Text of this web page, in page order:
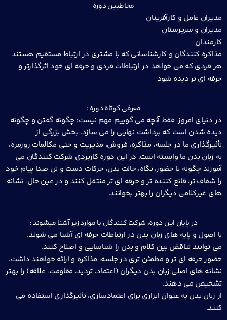
مخاطبین دوره
مدیران عامل و کارآفرینان
مدیران و سرپرستان
کارمندان
مذاکره کنندگان و کارشناسانی که با مشتری در ارتباط مستقیم هستند
هر فردی که می خواهد در ارتباطات فردی و حرفه ای خود اثرگذارتر و
حرفه ای تر دیده شود
معرفی کوتاه دوره :
در دنیای امروز، فقط آنچه می گوییم مهم نیست؛ چگونه گفتن و چگونه
دیده شدن است که برداشت نهایی را می سازد. بخش بزرگی از
تأثیرگذاری ما در جلسه، مذاکره، فروش، مدیریت و حتی مکالمات روزمره،
به زبان بدن ما وابسته است. در این دوره کاربردی شرکت کنندگان می
آموزند چگونه با حضور، نگاه، حالت بدن، حرکات دست و تن صدا پیام خود
را شفاف تر، قانع کننده تر و حرفه ای تر منتقل کنند و در عین حال، نشانه
های غیرکلامی دیگران را بهتر بخوانند.
در پایان این دوره، شرکت کنندگان با موارد زیر آشنا میشوند :
با اصول و پایه های زبان بدن در ارتباطات حرفه ای آشنا می شوند.
می توانند تناقض بین کلام و بدن را شناسایی و اصلاح کنند.
حضور حرفه ای تر و مطمئن تری در جلسه، مذاکره و ارائه خواهند داشت.
نشانه های اصلی زبان بدن دیگران (اعتماد، تردید، مقاومت، علاقه) را بهتر
تشخیص می دهند.
از زبان بدن به عنوان ابزاری برای اعتمادسازی، تأثیرگذاری استفاده می
کنند.